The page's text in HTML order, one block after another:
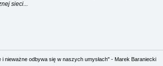
sieci...
nieważne odbywa się w naszych umysłach" - Marek Baraniecki